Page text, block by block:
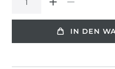
IN DEN